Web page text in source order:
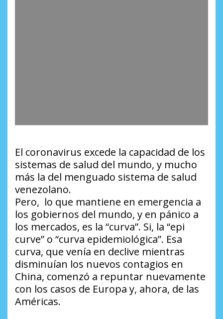
El coronavirus excede la capacidad de los
sistemas de salud del mundo, y mucho
más la del menguado sistema de salud
venezolano.
Pero, lo que mantiene en emergencia a
los gobiernos del mundo, y en pánico a
los mercados, es la “curva”. Si, la “epi
curve” o “curva epidemiológica”. Esa
curva, que venía en declive mientras
disminuían los nuevos contagios en
China, comenzó a repuntar nuevamente
con los casos de Europa y, ahora, de las
Américas.